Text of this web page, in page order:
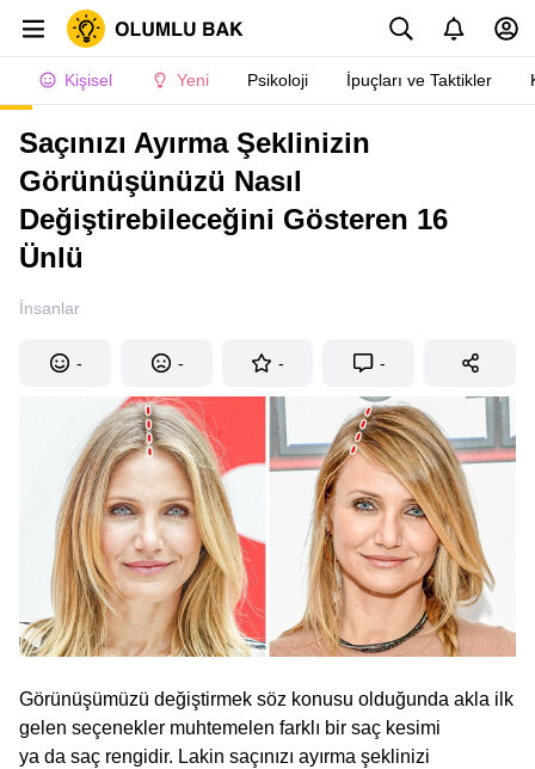
Kişisel Yeni Psikoloji İpuçları ve Taktikler
Saçınızı Ayırma Şeklinizin
Görünüşünüzü Nasıl
Değiştirebileceğini Gösteren 16
Ünlü
İnsanlar
- - - -
Görünüşümüzü değiştirmek söz konusu olduğunda akla ilk
gelen seçenekler muhtemelen farklı bir saç kesimi
ya da saç rengidir. Lakin saçınızı ayırma şeklinizi